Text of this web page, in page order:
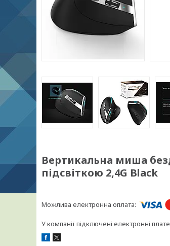
Вертикальна миша
підсвіткою 2,4G Black
У компанії підключені електронні